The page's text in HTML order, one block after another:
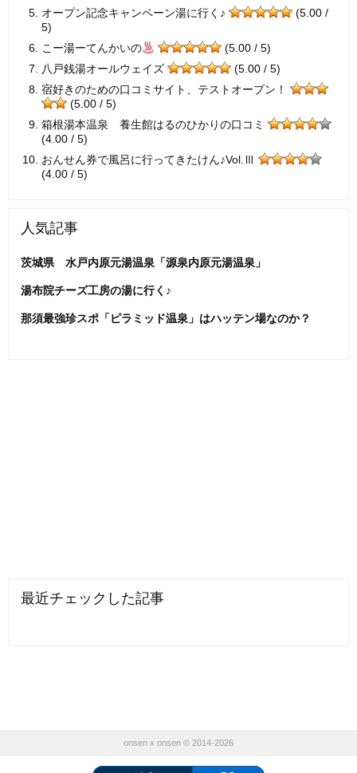
オープン記念キャンペーン湯に行く♪
(5.00 /
5)
こー湯ーてんかいの
(5.00 / 5)
八戸銭湯オールウェイズ
(5.00 / 5)
宿好きのための口コミサイト、テストオープン！
(5.00 / 5)
箱根湯本温泉 養生館はるのひかりの口コミ
(4.00 / 5)
おんせん券で風呂に行ってきたけん♪Vol.Ⅲ
(4.00 / 5)
人気記事
茨城県 水戸内原元湯温泉「源泉内原元湯温泉」
湯布院チーズ工房の湯に行く♪
那須最強珍スポ「ピラミッド温泉」はハッテン場なのか？
最近チェックした記事
onsen x onsen © 2014-2026